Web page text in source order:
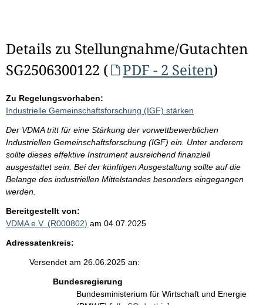
Details zu Stellungnahme/Gutachten
SG2506300122 (
PDF - 2 Seiten)
Zu Regelungsvorhaben:
Industrielle Gemeinschaftsforschung (IGF) stärken
Der VDMA tritt für eine Stärkung der vorwettbewerblichen
Industriellen Gemeinschaftsforschung (IGF) ein. Unter anderem
sollte dieses effektive Instrument ausreichend finanziell
ausgestattet sein. Bei der künftigen Ausgestaltung sollte auf die
Belange des industriellen Mittelstandes besonders eingegangen
werden.
Bereitgestellt von:
VDMA e.V. (R000802) am 04.07.2025
Adressatenkreis:
Versendet am 26.06.2025 an:
Bundesregierung
Bundesministerium für Wirtschaft und Energie